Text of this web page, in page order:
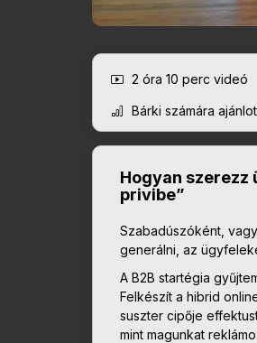
2 óra 10 perc videó
Bárki számára
Hogyan szerezz
privibe”
Szabadúszóként,
generálni, az
A B2B startégia
Felkészít a hibrid
suszter cipője
mint magunkat